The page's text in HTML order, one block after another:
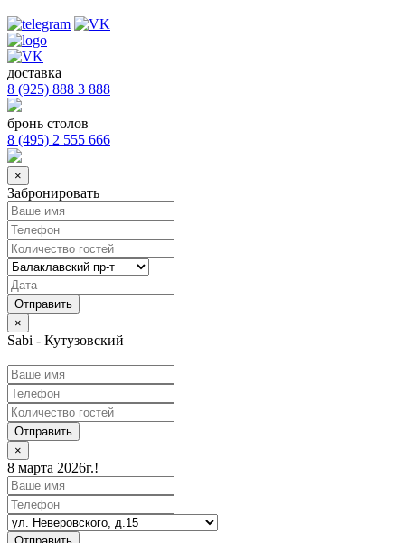
доставка
8 (925) 888 3 888
бронь столов
8 (495) 2 555 666
×
Забронировать
×
Sabi - Кутузовский
Отправить
×
8 марта 2026г.!